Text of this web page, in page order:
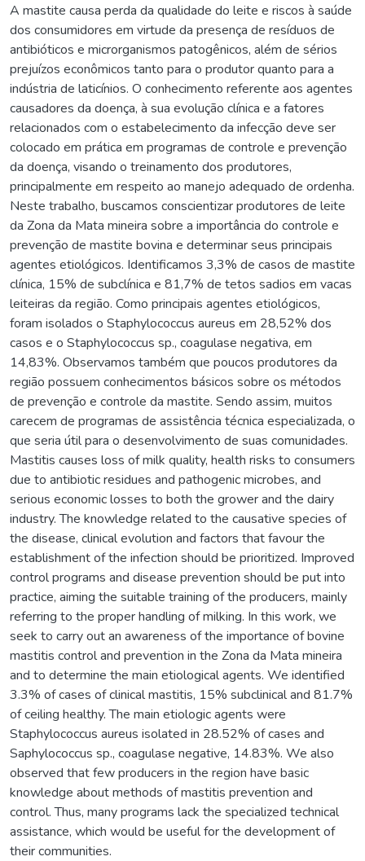
A mastite causa perda da qualidade do leite e riscos à saúde
dos consumidores em virtude da presença de resíduos de
antibióticos e microrganismos patogênicos, além de sérios
prejuízos econômicos tanto para o produtor quanto para a
indústria de laticínios. O conhecimento referente aos agentes
causadores da doença, à sua evolução clínica e a fatores
relacionados com o estabelecimento da infecção deve ser
colocado em prática em programas de controle e prevenção
da doença, visando o treinamento dos produtores,
principalmente em respeito ao manejo adequado de ordenha.
Neste trabalho, buscamos conscientizar produtores de leite
da Zona da Mata mineira sobre a importância do controle e
prevenção de mastite bovina e determinar seus principais
agentes etiológicos. Identificamos 3,3% de casos de mastite
clínica, 15% de subclínica e 81,7% de tetos sadios em vacas
leiteiras da região. Como principais agentes etiológicos,
foram isolados o Staphylococcus aureus em 28,52% dos
casos e o Staphylococcus sp., coagulase negativa, em
14,83%. Observamos também que poucos produtores da
região possuem conhecimentos básicos sobre os métodos
de prevenção e controle da mastite. Sendo assim, muitos
carecem de programas de assistência técnica especializada, o
que seria útil para o desenvolvimento de suas comunidades.
Mastitis causes loss of milk quality, health risks to consumers
due to antibiotic residues and pathogenic microbes, and
serious economic losses to both the grower and the dairy
industry. The knowledge related to the causative species of
the disease, clinical evolution and factors that favour the
establishment of the infection should be prioritized. Improved
control programs and disease prevention should be put into
practice, aiming the suitable training of the producers, mainly
referring to the proper handling of milking. In this work, we
seek to carry out an awareness of the importance of bovine
mastitis control and prevention in the Zona da Mata mineira
and to determine the main etiological agents. We identified
3.3% of cases of clinical mastitis, 15% subclinical and 81.7%
of ceiling healthy. The main etiologic agents were
Staphylococcus aureus isolated in 28.52% of cases and
Saphylococcus sp., coagulase negative, 14.83%. We also
observed that few producers in the region have basic
knowledge about methods of mastitis prevention and
control. Thus, many programs lack the specialized technical
assistance, which would be useful for the development of
their communities.